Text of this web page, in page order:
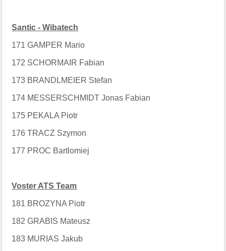
Santic - Wibatech
171 GAMPER Mario
172 SCHORMAIR Fabian
173 BRANDLMEIER Stefan
174 MESSERSCHMIDT Jonas Fabian
175 PEKALA Piotr
176 TRACZ Szymon
177 PROC Bartlomiej
Voster ATS Team
181 BROZYNA Piotr
182 GRABIS Mateusz
183 MURIAS Jakub